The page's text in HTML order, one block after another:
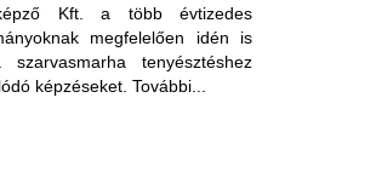
Kft. a több évtizedes
megfelelően idén is
tenyésztéshez
képzéseket. További...